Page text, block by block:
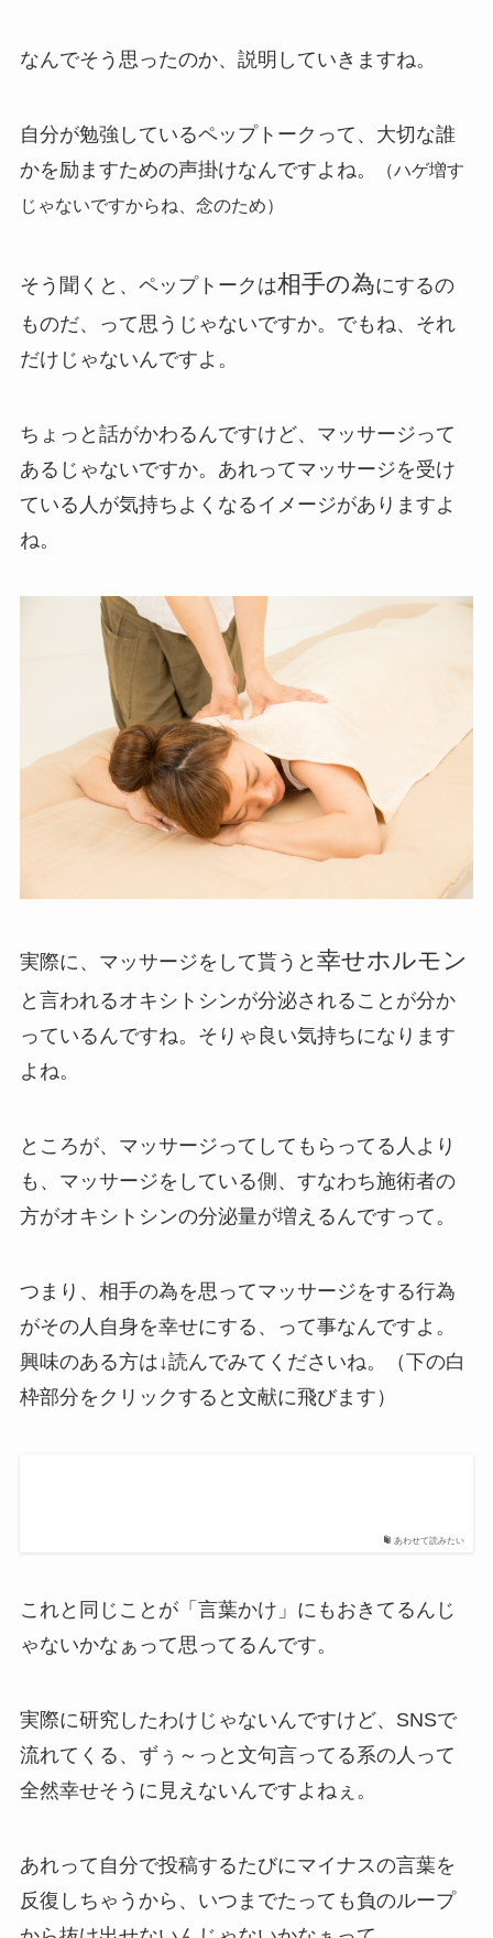
なんでそう思ったのか、説明していきますね。
自分が勉強しているペップトークって、大切な誰
かを励ますための声掛けなんですよね。
（ハゲ増す
じゃないですからね、念のため）
そう聞くと、ペップトークは相手の為にするの
ものだ、って思うじゃないですか。でもね、それ
だけじゃないんですよ。
ちょっと話がかわるんですけど、マッサージって
あるじゃないですか。あれってマッサージを受け
ている人が気持ちよくなるイメージがありますよ
ね。
実際に、マッサージをして貰うと 幸せホルモン
と言われるオキシトシンが分泌されることが分か
っているんですね。そりゃ良い気持ちになります
よね。
ところが、マッサージってしてもらってる人より
も、マッサージをしている側、すなわち施術者の
方がオキシトシンの分泌量が増えるんですって。
つまり、相手の為を思ってマッサージをする行為
がその人自身を幸せにする、って事なんですよ。
興味のある方は↓読んでみてくださいね。（下の白
枠部分をクリックすると文献に飛びます）
あわせて読みたい
これと同じことが「言葉かけ」にもおきてるんじ
ゃないかなぁって思ってるんです。
実際に研究したわけじゃないんですけど、SNSで
流れてくる、ずぅ～っと文句言ってる系の人って
全然幸せそうに見えないんですよねぇ。
あれって自分で投稿するたびにマイナスの言葉を
反復しちゃうから、いつまでたっても負のループ